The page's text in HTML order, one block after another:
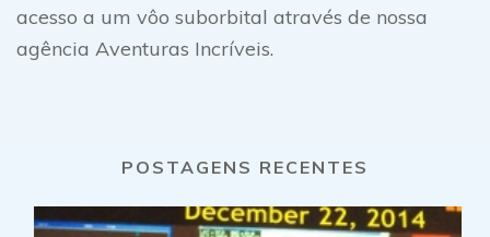
acesso a um vôo suborbital através de nossa
agência Aventuras Incríveis.
POSTAGENS RECENTES